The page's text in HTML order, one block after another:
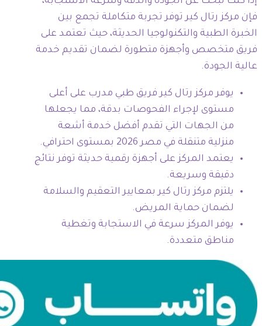
فإن مركز رتال كير توفر تجربة متكاملة تجمع بين
الخبرة الطبية والتكنولوجيا الحديثة، حيث تعتمد على
فريق متخصص وأجهزة متطورة لضمان تقديم خدمة
عالية الجودة.
يوفر مركز رتال كير فريق طبي مدرب على أعلى
مستوى لإجراء الفحوصات بدقة، مما يجعلها
من الجهات التي تقدم أفضل خدمة أشعة
منزلية متنقلة في مصر 2026 بمستوى احترافي.
يعتمد المركز على أجهزة رقمية حديثة توفر نتائج
دقيقة وسريعة.
يلتزم مركز رتال كير بمعايير التعقيم والسلامة
لضمان حماية المريض.
يوفر المركز سرعة في الاستجابة وتغطية
مناطق متعددة.